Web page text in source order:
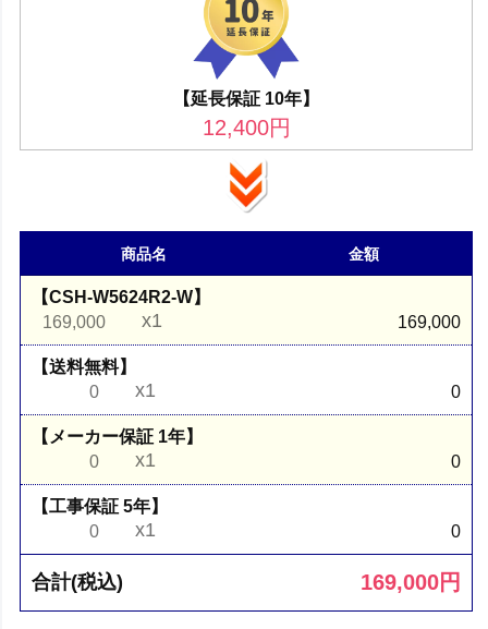
【延長保証 10年】
12,400円
商品名 金額
【CSH-W5624R2-W】
169,000
x1 169,000
【送料無料】
0
x1 0
【メーカー保証 1年】
0
x1 0
【工事保証 5年】
0
x1 0
合計(税込) 169,000円